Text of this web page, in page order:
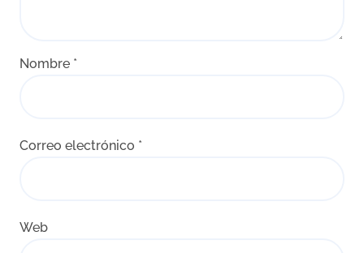
Nombre *
Correo electrónico *
Web